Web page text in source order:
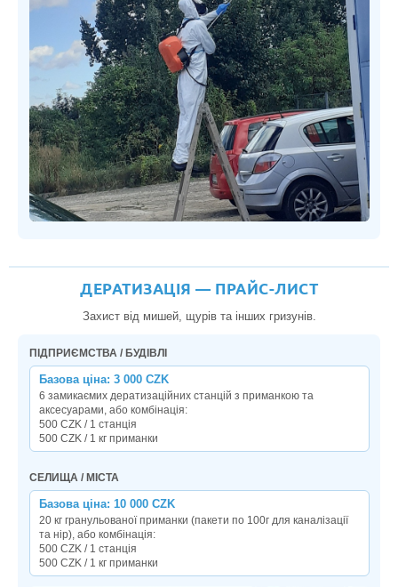
ДЕРАТИЗАЦІЯ — ПРАЙС-ЛИСТ
Захист від мишей, щурів та інших гризунів.
ПІДПРИЄМСТВА / БУДІВЛІ
Базова ціна: 3 000 CZK
6 замикаємих дератизаційних станцій з приманкою та
аксесуарами, або комбінація:
500 CZK / 1 станція
500 CZK / 1 кг приманки
СЕЛИЩА / МІСТА
Базова ціна: 10 000 CZK
20 кг гранульованої приманки (пакети по 100г для каналізації
та нір), або комбінація:
500 CZK / 1 станція
500 CZK / 1 кг приманки